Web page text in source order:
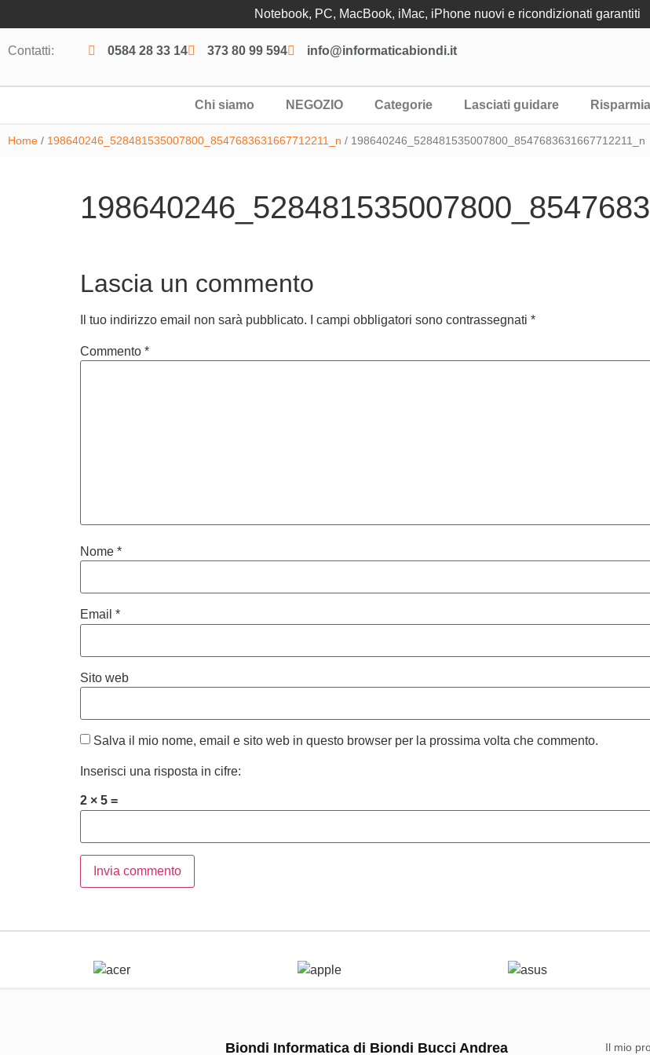
Notebook, PC, MacBook, iMac, iPhone nuovi e ricondizionati garantiti
Contatti: 0584 28 33 14 373 80 99 594 info@informaticabiondi.it
Chi siamo NEGOZIO Categorie Lasciati guidare Risparmia
Home / 198640246_528481535007800_8547683631667712211_n / 198640246_528481535007800_8547683631667712211_n
Lascia un commento
Il tuo indirizzo email non sarà pubblicato. I campi obbligatori sono contrassegnati *
Commento *
Nome *
Email *
Sito web
Salva il mio nome, email e sito web in questo browser per la prossima volta che commento.
Inserisci una risposta in cifre:
2 × 5 =
Biondi Informatica di Biondi Bucci Andrea Il mio